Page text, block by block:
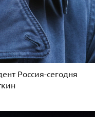
Россия-сегодня